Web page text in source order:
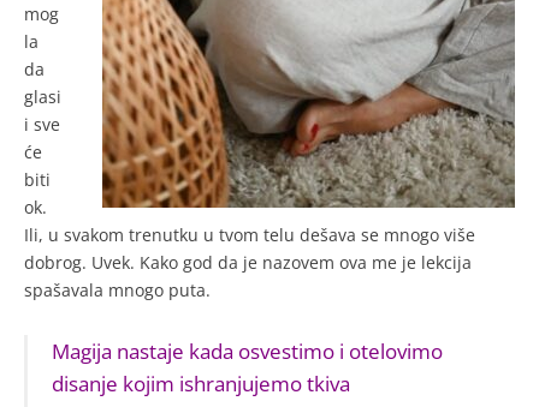
mog
la
da
glasi
i sve
će
biti
ok.
Ili, u svakom trenutku u tvom telu dešava se mnogo više
dobrog. Uvek. Kako god da je nazovem ova me je lekcija
spašavala mnogo puta.
Magija nastaje kada osvestimo i otelovimo
disanje kojim ishranjujemo tkiva